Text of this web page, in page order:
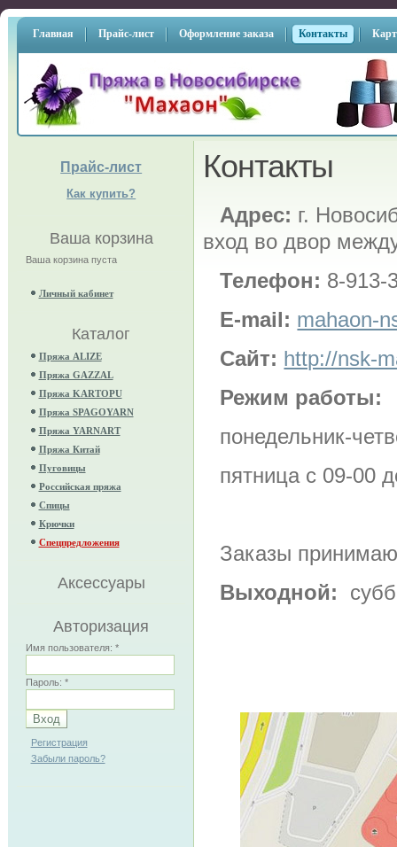
Главная Прайс-лист Оформление заказа Контакты
Прайс-лист
Как купить?
Ваша корзина
Ваша корзина пуста
Личный кабинет
Каталог
Пряжа ALIZE
Пряжа GAZZAL
Пряжа KARTOPU
Пряжа SPAGOYARN
Пряжа YARNART
Пряжа Китай
Пуговицы
Российская пряжа
Спицы
Крючки
Спецпредложения
Аксессуары
Авторизация
Имя пользователя: *
Пароль: *
Регистрация
Забыли пароль?
Контакты
Адрес: г.
вход во двор
Телефон: 8-913-
Е-mail: mahaon-
Сайт: http://nsk-
Режим работы:
понедельник-
пятница с 09-00
Заказы
Выходной: